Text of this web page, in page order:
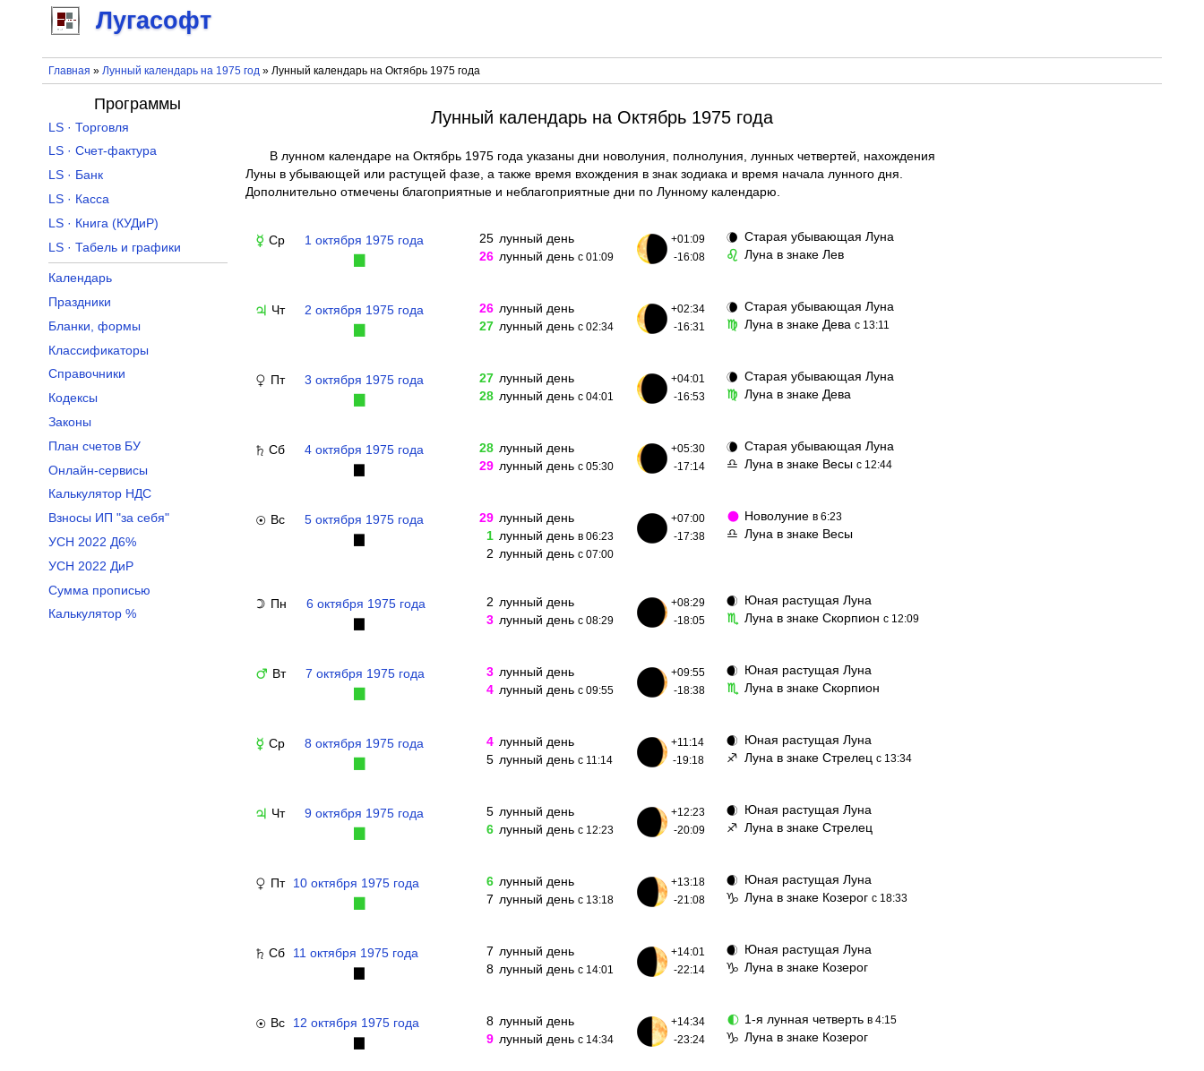
Лугасофт
Главная » Лунный календарь на 1975 год» Лунный календарь на Октябрь 1975 года
Лунный календарь на Октябрь 1975 года
В лунном календаре на Октябрь 1975 года указаны дни новолуния, полнолуния, лунных четвертей, нахождения
Луны в убывающей или растущей фазе, а также время вхождения в знак зодиака и время начала лунного дня.
Дополнительно отмечены благоприятные и неблагоприятные дни по Лунному календарю.
☿ Ср 1 октября 1975 года 25 лунный день
26 лунный день с 01:09
+01:09
-16:08
🌘 Старая убывающая Луна
♌ Луна в знаке Лев
♃ Чт 2 октября 1975 года 26 лунный день
27 лунный день с 02:34
+02:34
-16:31
🌘 Старая убывающая Луна
♍ Луна в знаке Дева с 13:11
♀ Пт 3 октября 1975 года 27 лунный день
28 лунный день с 04:01
+04:01
-16:53
🌘 Старая убывающая Луна
♍ Луна в знаке Дева
♄ Сб 4 октября 1975 года 28 лунный день
29 лунный день с 05:30
+05:30
-17:14
🌘 Старая убывающая Луна
♎ Луна в знаке Весы с 12:44
☉ Вс 5 октября 1975 года 29 лунный день
1 лунный день в 06:23
2 лунный день с 07:00
+07:00
-17:38
🌑 Новолуние в 6:23
♎ Луна в знаке Весы
☽ Пн 6 октября 1975 года 2 лунный день
3 лунный день с 08:29
+08:29
-18:05
🌒 Юная растущая Луна
♏ Луна в знаке Скорпион с 12:09
♂ Вт 7 октября 1975 года 3 лунный день
4 лунный день с 09:55
+09:55
-18:38
🌒 Юная растущая Луна
♏ Луна в знаке Скорпион
☿ Ср 8 октября 1975 года 4 лунный день
5 лунный день с 11:14
+11:14
-19:18
🌒 Юная растущая Луна
♐ Луна в знаке Стрелец с 13:34
♃ Чт 9 октября 1975 года 5 лунный день
6 лунный день с 12:23
+12:23
-20:09
🌒 Юная растущая Луна
♐ Луна в знаке Стрелец
♀ Пт 10 октября 1975 года 6 лунный день
7 лунный день с 13:18
+13:18
-21:08
🌒 Юная растущая Луна
♑ Луна в знаке Козерог с 18:33
♄ Сб 11 октября 1975 года 7 лунный день
8 лунный день с 14:01
+14:01
-22:14
🌒 Юная растущая Луна
♑ Луна в знаке Козерог
☉ Вс 12 октября 1975 года 8 лунный день
9 лунный день с 14:34
+14:34
-23:24
🌓 1-я лунная четверть в 4:15
♑ Луна в знаке Козерог
Программы
LS · Торговля
LS · Счет-фактура
LS · Банк
LS · Касса
LS · Книга (КУДиР)
LS · Табель и графики
Календарь
Праздники
Бланки, формы
Классификаторы
Справочники
Кодексы
Законы
План счетов БУ
Онлайн-сервисы
Калькулятор НДС
Взносы ИП "за себя"
УСН 2022 Д6%
УСН 2022 ДиР
Сумма прописью
Калькулятор %